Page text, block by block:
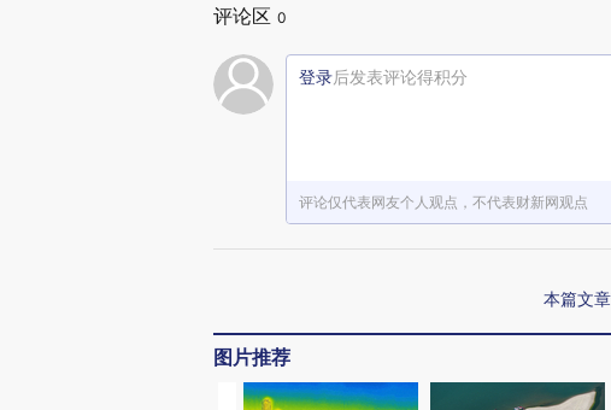
评论区 0
登录后发表评论得积分
评论仅代表网友个人观点，不代表财新网观点
本篇文
图片推荐